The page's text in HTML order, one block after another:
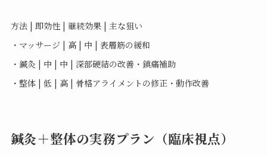
方法 | 即効性 | 継続効果 | 主な狙い
・マッサージ | 高 | 中 | 表層筋の緩和
・鍼灸 | 中 | 中 | 深部硬結の改善・鎮痛補助
・整体 | 低 | 高 | 骨格アライメントの修正・動作改善
鍼灸＋整体の実務プラン（臨床視点）